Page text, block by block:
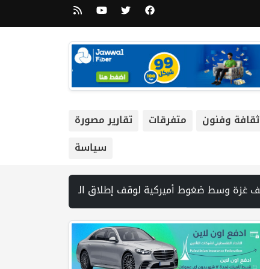
ثقافة وفنون متفرقات
تقارير مصورة
سياسة